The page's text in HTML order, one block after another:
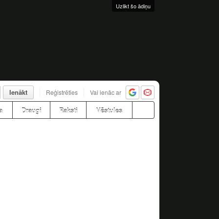
Uzlikt šo ādiņu
Ienākt Reģistrēties Vai ienāc ar
Draugi Raksti Vēstules